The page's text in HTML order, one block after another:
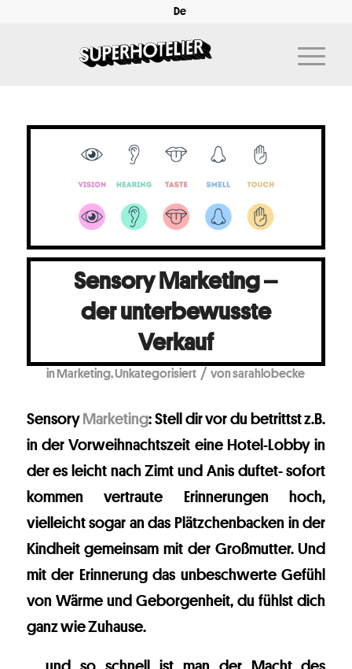
De
Sensory Marketing –
der unterbewusste
Verkauf
inMarketing,Unkategorisiert / vonsarahlobecke
SensoryMarketing: Stell dir vor du betrittst z.B.
in der Vorweihnachtszeit eine Hotel-Lobby in
der es leicht nach Zimt und Anis duftet- sofort
kommen vertraute Erinnerungen hoch,
vielleicht sogar an das Plätzchenbacken in der
Kindheit gemeinsam mit der Großmutter. Und
mit der Erinnerung das unbeschwerte Gefühl
von Wärme und Geborgenheit, du fühlst dich
ganz wie Zuhause.